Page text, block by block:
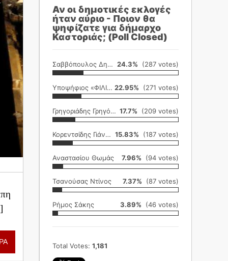
Αν οι δημοτικές εκλογές
ήταν αύριο - Ποιον θα
ψηφίζατε για δήμαρχο
Καστοριάς; (Poll Closed)
Σαββόπουλος Δημήτρης 24.3% (287 votes)
Υποψήφιος «ΦΙΛΙΚΗ ΕΤΑΙΡΕΙΑ» 22.95% (271 votes)
Γρηγοριάδης Γρηγόρης 17.7% (209 votes)
Κορεντσίδης Γιάννης 15.83% (187 votes)
Αναστασίου Θωμάς 7.96% (94 votes)
Τσανούσας Ντίνος 7.37% (87 votes)
Ρήμος Σάκης 3.89% (46 votes)
Total Votes: 1,181